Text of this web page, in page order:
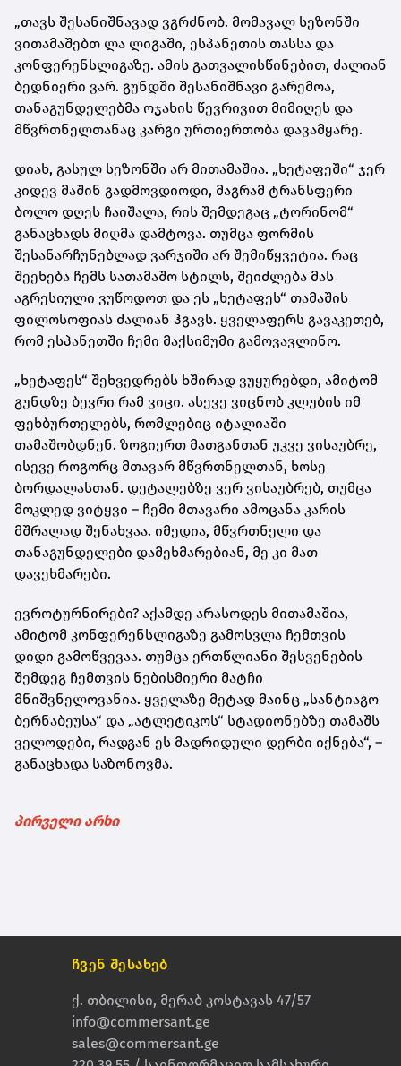
„თავს შესანიშნავად ვგრძნობ. მომავალ სეზონში
ვითამაშებთ ლა ლიგაში, ესპანეთის თასსა და
კონფერენსლიგაზე. ამის გათვალისწინებით, ძალიან
ბედნიერი ვარ. გუნდში შესანიშნავი გარემოა,
თანაგუნდელებმა ოჯახის წევრივით მიმიღეს და
მწვრთნელთანაც კარგი ურთიერთობა დავამყარე.
დიახ, გასულ სეზონში არ მითამაშია. „ხეტაფეში“ ჯერ
კიდევ მაშინ გადმოვდიოდი, მაგრამ ტრანსფერი
ბოლო დღეს ჩაიშალა, რის შემდეგაც „ტორინომ“
განაცხადს მიღმა დამტოვა. თუმცა ფორმის
შესანარჩუნებლად ვარჯიში არ შემიწყვეტია. რაც
შეეხება ჩემს სათამაშო სტილს, შეიძლება მას
აგრესიული ვუწოდოთ და ეს „ხეტაფეს“ თამაშის
ფილოსოფიას ძალიან ჰგავს. ყველაფერს გავაკეთებ,
რომ ესპანეთში ჩემი მაქსიმუმი გამოვავლინო.
„ხეტაფეს“ შეხვედრებს ხშირად ვუყურებდი, ამიტომ
გუნდზე ბევრი რამ ვიცი. ასევე ვიცნობ კლუბის იმ
ფეხბურთელებს, რომლებიც იტალიაში
თამაშობდნენ. ზოგიერთ მათგანთან უკვე ვისაუბრე,
ისევე როგორც მთავარ მწვრთნელთან, ხოსე
ბორდალასთან. დეტალებზე ვერ ვისაუბრებ, თუმცა
მოკლედ ვიტყვი – ჩემი მთავარი ამოცანა კარის
მშრალად შენახვაა. იმედია, მწვრთნელი და
თანაგუნდელები დამეხმარებიან, მე კი მათ
დავეხმარები.
ევროტურნირები? აქამდე არასოდეს მითამაშია,
ამიტომ კონფერენსლიგაზე გამოსვლა ჩემთვის
დიდი გამოწვევაა. თუმცა ერთწლიანი შესვენების
შემდეგ ჩემთვის ნებისმიერი მატჩი
მნიშვნელოვანია. ყველაზე მეტად მაინც „სანტიაგო
ბერნაბეუსა“ და „ატლეტიკოს“ სტადიონებზე თამაშს
ველოდები, რადგან ეს მადრიდული დერბი იქნება“, –
განაცხადა საზონოვმა.
პირველი არხი
ჩვენ შესახებ
ქ. თბილისი, მერაბ კოსტავას 47/57
info@commersant.ge
sales@commersant.ge